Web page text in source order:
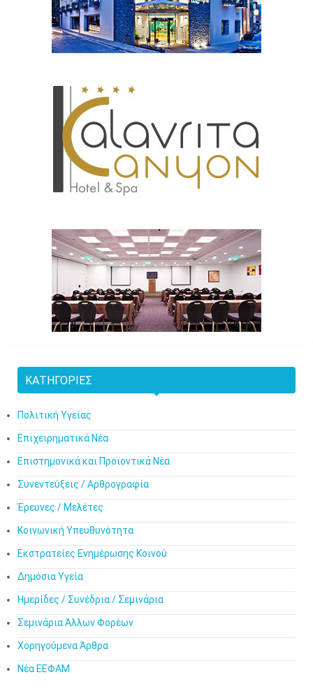
ΚΑΤΗΓΟΡΊΕΣ
Πολιτική Υγείας
Επιχειρηματικά Νέα
Επιστημονικά και Προϊοντικά Νέα
Συνεντεύξεις / Αρθρογραφία
Έρευνες / Μελέτες
Κοινωνική Υπευθυνότητα
Εκστρατείες Ενημέρωσης Κοινού
Δημόσια Υγεία
Ημερίδες / Συνέδρια / Σεμινάρια
Σεμινάρια Άλλων Φορέων
Χορηγούμενα Άρθρα
Νέα ΕΕΦΑΜ